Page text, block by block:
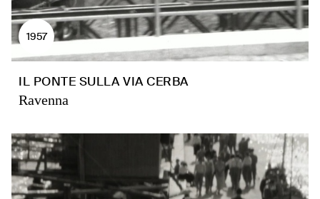
1957
IL PONTE SULLA VIA CERBA
Ravenna